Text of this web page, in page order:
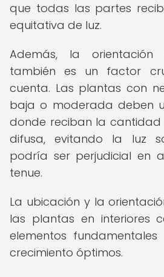
que todas las partes
equitativa de luz.
Además, la
también es un factor
cuenta. Las plantas con
baja o moderada deben
donde reciban la
difusa, evitando la luz
podría ser perjudicial en
tenue.
La ubicación y la
las plantas en interiores
elementos
crecimiento óptimos.